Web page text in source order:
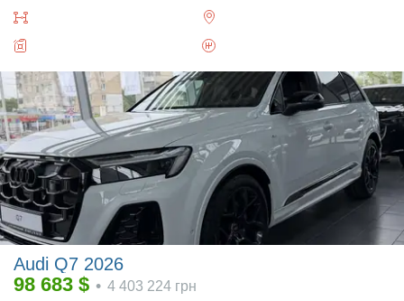
Audi Q7 2026
98 683 $ • 4 403 224 грн